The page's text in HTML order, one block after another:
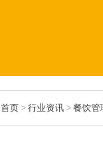
首页 > 行业资讯 > 餐饮管